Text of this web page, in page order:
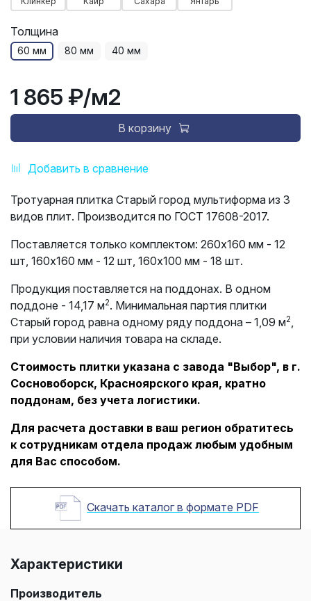
Добавить в сравнение
Толщина
60 мм 80 мм 40 мм
1 865 ₽/м2
В корзину
Тротуарная плитка Старый город мультиформа из 3
видов плит. Производится по ГОСТ 17608-2017.
Поставляется только комплектом: 260х160 мм - 12
шт, 160х160 мм - 12 шт, 160х100 мм - 18 шт.
Продукция поставляется на поддонах. В одном
поддоне - 14,17 м2. Минимальная партия плитки
Старый город равна одному ряду поддона – 1,09 м2
при условии наличия товара на складе.
Стоимость плитки указана с завода "Выбор", в г.
Сосновоборск, Красноярского края, кратно
поддонам, без учета логистики.
Для расчета доставки в ваш регион обратитесь
к сотрудникам отдела продаж любым удобным
для Вас способом.
Скачать каталог в формате PDF
Характеристики
Производитель